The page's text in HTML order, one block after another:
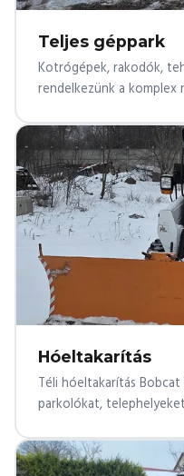
Teljes géppark
Kotrógépek, rakodók,
rendelkezünk a komplex
Hóeltakarítás
Téli hóeltakarítás
parkolókat,